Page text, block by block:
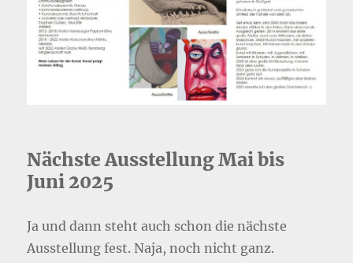
Nächste Ausstellung Mai bis
Juni 2025
Ja und dann steht auch schon die nächste
Ausstellung fest. Naja, noch nicht ganz.